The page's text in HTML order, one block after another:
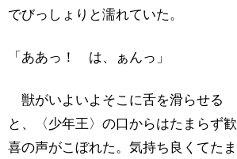
でびっしょりと濡れていた。
「ああっ！ は、ぁんっ」
獣がいよいよそこに舌を滑らせる
と、〈少年王〉の口からはたまらず歓
喜の声がこぼれた。気持ち良くてたま